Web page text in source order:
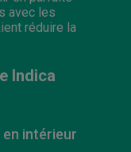
avec les
réduire la
Indica
en intérieur